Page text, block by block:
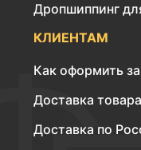
Дропшиппинг
КЛИЕНТАМ
Как оформить
Доставка товара
Доставка по